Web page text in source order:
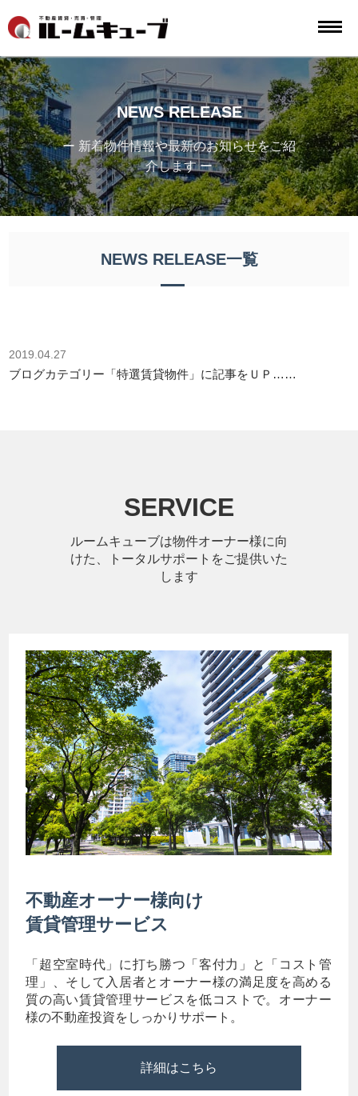
NEWS RELEASE
ー 新着物件情報や最新のお知らせをご紹
介します ー
NEWS RELEASE一覧
2019.04.27
ブログカテゴリー「特選賃貸物件」に記事をＵＰ……
SERVICE
ルームキューブは物件オーナー様に向
けた、トータルサポートをご提供いた
します
不動産オーナー様向け
賃貸管理サービス
「超空室時代」に打ち勝つ「客付力」と「コスト管
理」、そして入居者とオーナー様の満足度を高める
質の高い賃貸管理サービスを低コストで。オーナー
様の不動産投資をしっかりサポート。
詳細はこちら